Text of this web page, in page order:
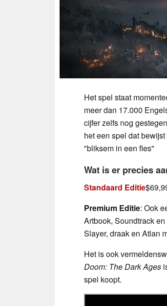
Het spel staat
meer dan 17.000
cijfer zelfs nog
het een spel dat
"bliksem in een fles"
Wat is er precies
Standaard Editie
Premium Editie: Ook
Artbook, Soundtrack
Slayer, draak en Atlan
Het is ook
Doom: The Dark Ages
spel koopt.